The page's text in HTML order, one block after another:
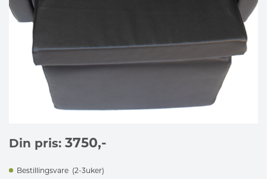
Din pris: 3750,-
Bestillingsvare (2-3uker)